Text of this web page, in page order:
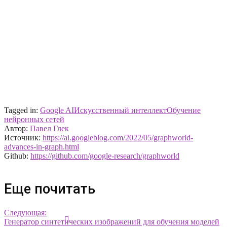
Tagged in: Google AIИскусственный интеллектОбучение
нейронных сетей
Автор: Павел Глек
Источник: https://ai.googleblog.com/2022/05/graphworld-
advances-in-graph.html
Github: https://github.com/google-research/graphworld
Еще почитать
Следующая:
Генератор синтетических изображений для обучения моделей